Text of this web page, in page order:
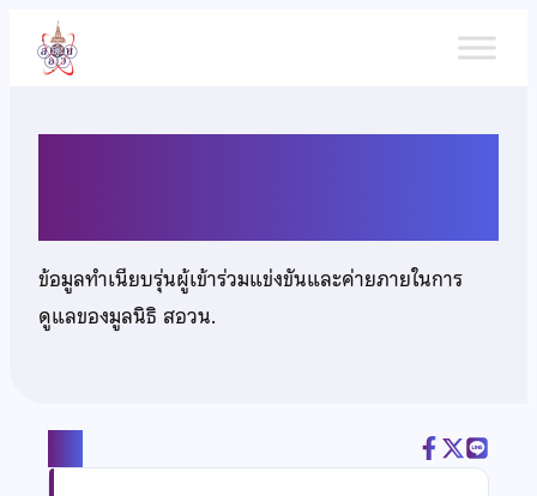
เนื้อหา
ข้อมูลทำเนียบรุ่นผู้เข้าร่วมแข่งขันและค่ายภายในการ
ดูแลของมูลนิธิ สอวน.